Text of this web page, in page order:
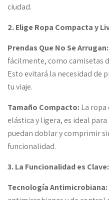
ciudad.
2. Elige Ropa Compacta y
Prendas Que No Se Arrugan:
fácilmente, como camisetas
Esto evitará la necesidad de
tu viaje.
Tamaño Compacto:La
elástica y ligera, es ideal
puedan doblar y comprimir
funcionalidad.
3. La Funcionalidad es Clave:
Tecnología Antimicrobiana: